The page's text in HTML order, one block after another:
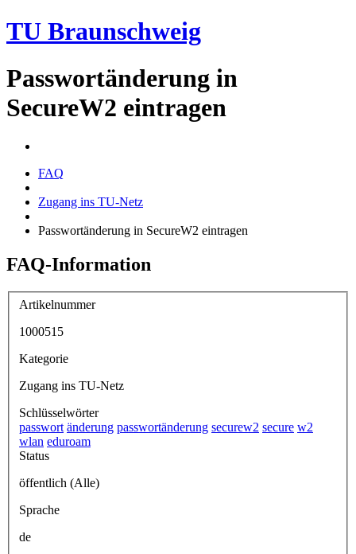
TU Braunschweig
Passwortänderung in
SecureW2 eintragen
FAQ
Zugang ins TU-Netz
Passwortänderung in SecureW2 eintragen
FAQ-Information
Artikelnummer
1000515
Kategorie
Zugang ins TU-Netz
Schlüsselwörter
passwort änderung passwortänderung securew2 secure w2
wlan eduroam
Status
öffentlich (Alle)
Sprache
de